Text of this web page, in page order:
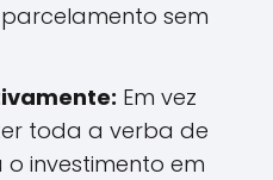
sem
Em vez
toda a verba de
o investimento em